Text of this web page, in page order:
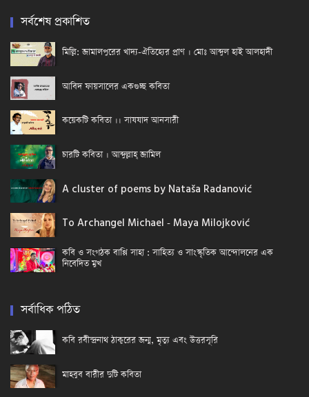
সর্বশেষ প্রকাশিত
মিল্লি: জামালপুরের খাদ্য-ঐতিহ্যের প্রাণ । মোঃ আব্দুল হাই আলহাদী
আবিদ ফায়সালের একগুচ্ছ কবিতা
কয়েকটি কবিতা ।। সাযযাদ আনসারী
চারটি কবিতা । আব্দুল্লাহ্ জামিল
A cluster of poems by Nataša Radanović
To Archangel Michael - Maya Milojković
কবি ও সংগঠক বাপ্পি সাহা : সাহিত্য ও সাংস্কৃতিক আন্দোলনের এক
নিবেদিত মুখ
সর্বাধিক পঠিত
কবি রবীন্দ্রনাথ ঠাকুরের জন্ম, মৃত্যু এবং উত্তরসূরি
মাহবুব বারীর দুটি কবিতা